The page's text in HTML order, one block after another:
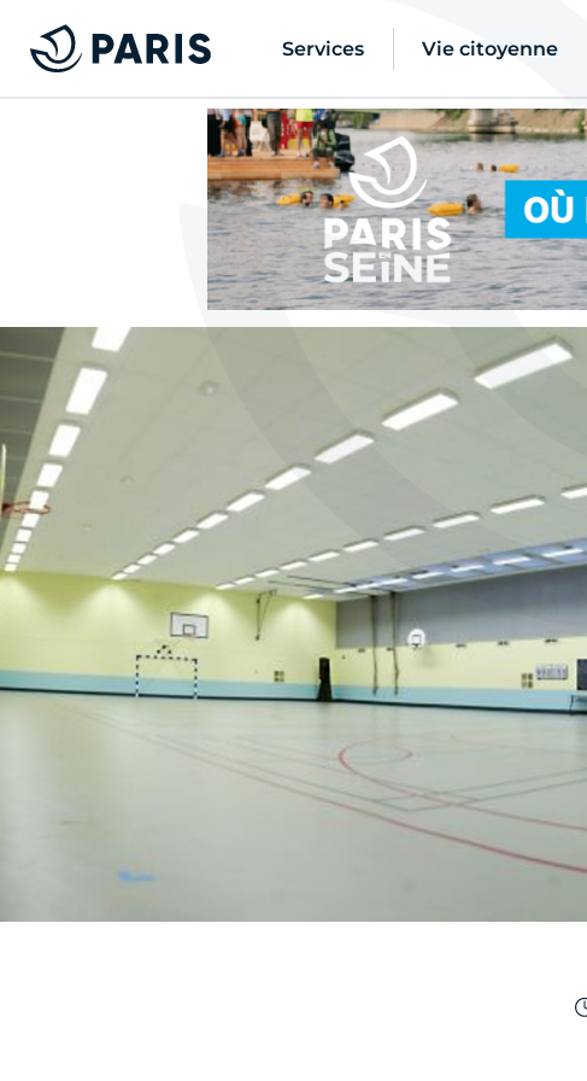
Services Vie citoyenne